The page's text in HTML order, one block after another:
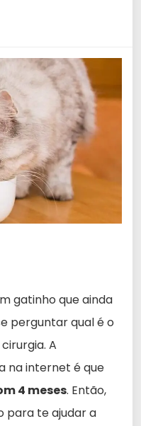
gatinho que ainda
perguntar qual é o
A
na internet é que
4 meses. Então,
para te ajudar a